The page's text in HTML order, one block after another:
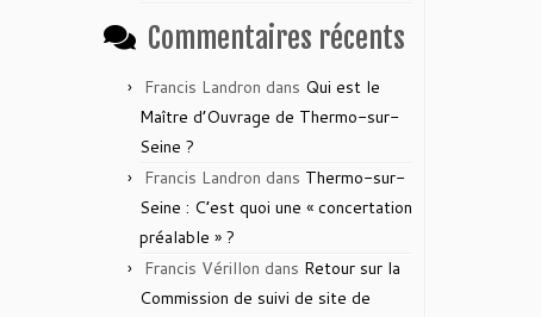
Commentaires récents
Francis Landron dans Qui est le
Maître d’Ouvrage de Thermo-sur-
Seine ?
Francis Landron dans Thermo-sur-
Seine : C’est quoi une « concertation
préalable » ?
Francis Vérillon dans Retour sur la
Commission de suivi de site de